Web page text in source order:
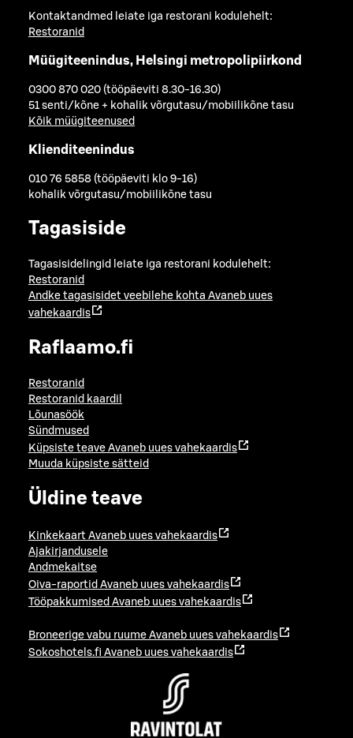
Kontaktandmed leiate iga restorani kodulehelt:
Restoranid
Müügiteenindus, Helsingi metropolipiirkond
0300 870 020 (tööpäeviti 8.30-16.30)
51 senti/kõne + kohalik võrgutasu/mobiilikõne tasu
Kõik müügiteenused
Klienditeenindus
010 76 5858 (tööpäeviti klo 9-16)
kohalik võrgutasu/mobiilikõne tasu
Tagasiside
Tagasisidelingid leiate iga restorani kodulehelt:
Restoranid
Andke tagasisidet veebilehe kohta Avaneb uues
vahekaardis
Raflaamo.fi
Restoranid
Restoranid kaardil
Lõunasöök
Sündmused
Küpsiste teave Avaneb uues vahekaardis
Muuda küpsiste sätteid
Üldine teave
Kinkekaart Avaneb uues vahekaardis
Ajakirjandusele
Andmekaitse
Oiva-raportid Avaneb uues vahekaardis
Tööpakkumised Avaneb uues vahekaardis
Broneerige vabu ruume Avaneb uues vahekaardis
Sokoshotels.fi Avaneb uues vahekaardis